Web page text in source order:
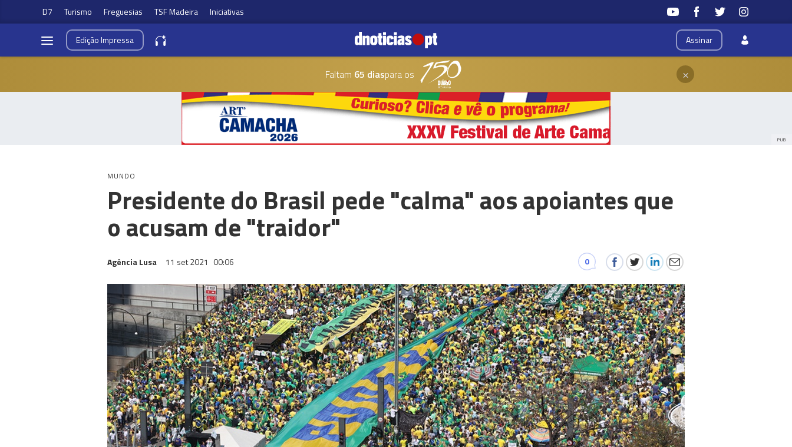
D7 Turismo Freguesias TSF Madeira Iniciativas
Assinar
EdiçãoImpressa
Faltam 65 diaspara os ×
PUB
MUNDO
Presidente do Brasil pede "calma" aos apoiantes que
o acusam de "traidor"
Agência Lusa 11 set 2021 00:06 0